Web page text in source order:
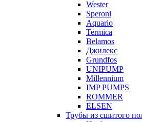
Wester
Speroni
Aquario
Termica
Belamos
Джилекс
Grundfos
UNIPUMP
Millennium
IMP PUMPS
ROMMER
ELSEN
Трубы из сшитого